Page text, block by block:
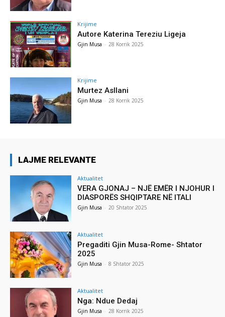
Krijime
Autore Katerina Tereziu Ligeja
Gjin Musa - 28 Korrik 2025
Krijime
Murtez Asllani
Gjin Musa - 28 Korrik 2025
LAJME RELEVANTE
Aktualitet
VERA GJONAJ – NJË EMËR I NJOHUR I
DIASPORËS SHQIPTARE NË ITALI
Gjin Musa - 20 Shtator 2025
Aktualitet
Pregaditi Gjin Musa-Rome- Shtator
2025
Gjin Musa - 8 Shtator 2025
Aktualitet
Nga: Ndue Dedaj
Gjin Musa - 28 Korrik 2025